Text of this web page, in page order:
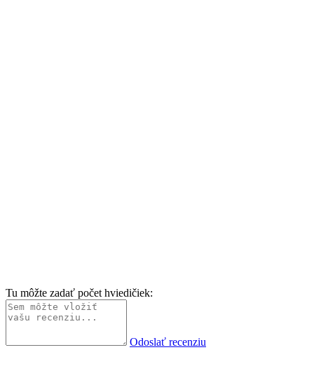
Tu môžte zadať počet hviedičiek:
Odoslať recenziu